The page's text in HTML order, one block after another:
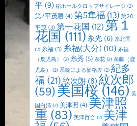
平 (9) 稲ホールクロップサイレージ (2)
第2平茂勝 (4) 第5隼福 (13) 第20
平茂 (3) 第一花国 (12) 第１
花国 (111) 糸光 (6) 糸北国
(2) 糸福 (3) 糸福(大分) (10) 糸福
（鹿児島）
(2) 糸秀 (5) 糸花 (2) 糸藤（鹿
児島）
(2) 系統による価格差 (2) 紀多
福 (21) 紋次朗 (8) 紋次郎
(59)美国桜 (146) 美
国白清 (2) 美津照 (4) 美津照
重 (83) 美津百合 (2) 美津